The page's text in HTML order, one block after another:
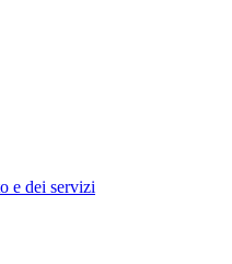
e dei servizi